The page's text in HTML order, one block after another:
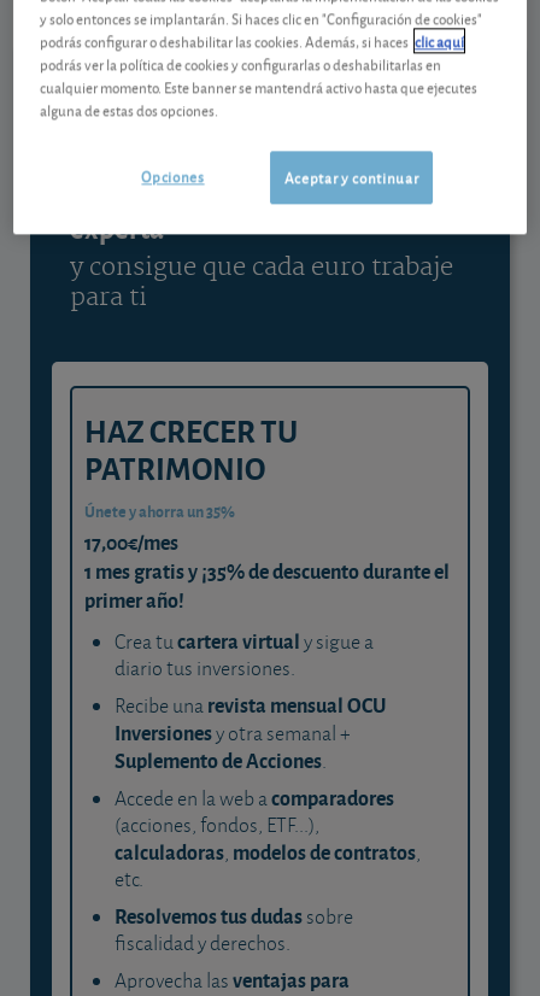
Ver detalladamente
Contenido reservado a SOCIOS
Gestiona tu dinero con visión
experta
y consigue que cada euro trabaje
para ti
HAZ CRECER TU
PATRIMONIO
Únete y ahorra un 35%
17,00€/mes
1 mes gratis y ¡35% de descuento durante el
primer año!
Crea tucartera virtualy sigue a
diario tus inversiones.
Recibe unarevista mensual OCU
Inversionesy otra semanal +
Suplemento de Acciones.
Accede en la web acomparadores
(acciones, fondos, ETF...),
calculadoras, modelos de contratos,
etc.
Resolvemos tus dudassobre
fiscalidad y derechos.
Aprovecha lasventajas para
y solo entonces se implantarán. Si haces clic en "Configuración de cookies"
podrás configurar o deshabilitar las cookies. Además, si haces clic aquí
podrás ver la política de cookies y configurarlas o deshabilitarlas en
cualquier momento. Este banner se mantendrá activo hasta que ejecutes
alguna de estas dos opciones.
Aceptar y continuar
Opciones